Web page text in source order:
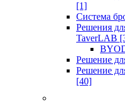
[1]
Система
Решения
TaverLAB
Решение
Решение
[40]